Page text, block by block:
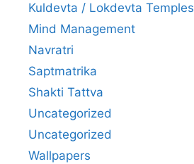
Kuldevta / Lokdevta Temples
Mind Management
Navratri
Saptmatrika
Shakti Tattva
Uncategorized
Uncategorized
Wallpapers